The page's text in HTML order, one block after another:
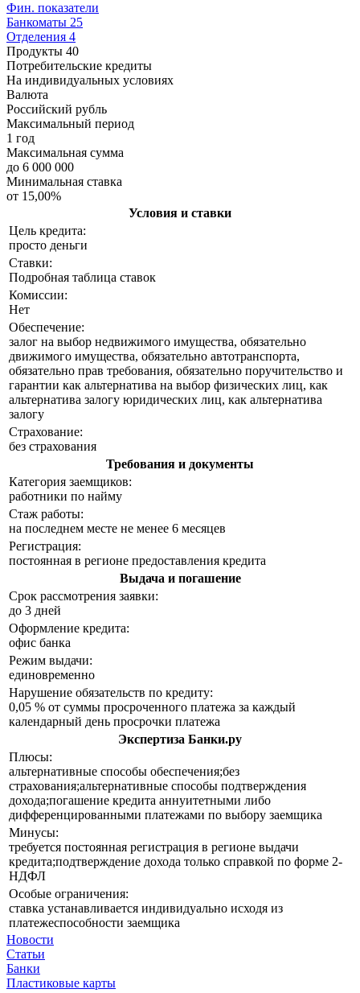
Фин. показатели
Банкоматы 25
Отделения 4
Продукты 40
Потребительские кредиты
На индивидуальных условиях
Валюта
Российский рубль
Максимальный период
1 год
Максимальная сумма
до 6 000 000
Минимальная ставка
от 15,00%
Условия и ставки
Цель кредита:
просто деньги
Ставки:
Подробная таблица ставок
Комиссии:
Нет
Обеспечение:
залог на выбор недвижимого имущества, обязательно
движимого имущества, обязательно автотранспорта,
обязательно прав требования, обязательно поручительство и
гарантии как альтернатива на выбор физических лиц, как
альтернатива залогу юридических лиц, как альтернатива
залогу
Страхование:
без страхования
Требования и документы
Категория заемщиков:
работники по найму
Стаж работы:
на последнем месте не менее 6 месяцев
Регистрация:
постоянная в регионе предоставления кредита
Выдача и погашение
Срок рассмотрения заявки:
до 3 дней
Оформление кредита:
офис банка
Режим выдачи:
единовременно
Нарушение обязательств по кредиту:
0,05 % от суммы просроченного платежа за каждый
календарный день просрочки платежа
Экспертиза Банки.ру
Плюсы:
альтернативные способы обеспечения;без
страхования;альтернативные способы подтверждения
дохода;погашение кредита аннуитетными либо
дифференцированными платежами по выбору заемщика
Минусы:
требуется постоянная регистрация в регионе выдачи
кредита;подтверждение дохода только справкой по форме 2-
НДФЛ
Особые ограничения:
ставка устанавливается индивидуально исходя из
платежеспособности заемщика
Новости
Статьи
Банки
Пластиковые карты